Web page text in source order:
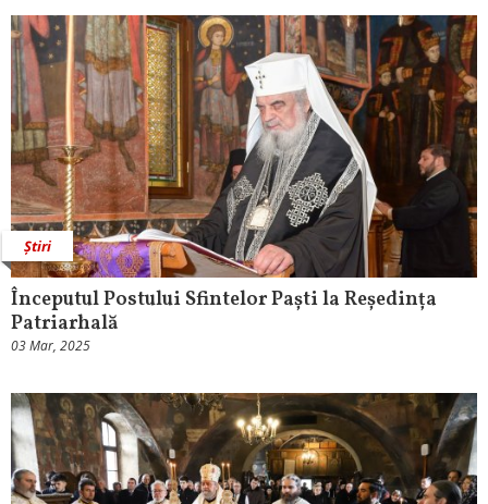
Știri
Începutul Postului Sfintelor Paști la Reședința
Patriarhală
03 Mar, 2025